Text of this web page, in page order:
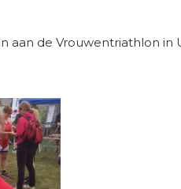
aan de Vrouwentriathlon